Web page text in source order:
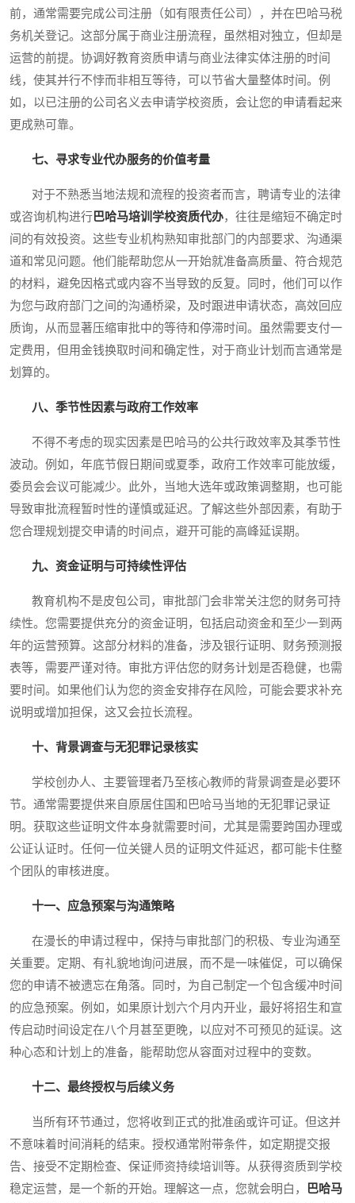
前，通常需要完成公司注册（如有限责任公司），并在巴哈马税
务机关登记。这部分属于商业注册流程，虽然相对独立，但却是
运营的前提。协调好教育资质申请与商业法律实体注册的时间
线，使其并行不悖而非相互等待，可以节省大量整体时间。例
如，以已注册的公司名义去申请学校资质，会让您的申请看起来
更成熟可靠。
七、寻求专业代办服务的价值考量
对于不熟悉当地法规和流程的投资者而言，聘请专业的法律
或咨询机构进行巴哈马培训学校资质代办，往往是缩短不确定时
间的有效投资。这些专业机构熟知审批部门的内部要求、沟通渠
道和常见问题。他们能帮助您从一开始就准备高质量、符合规范
的材料，避免因格式或内容不当导致的反复。同时，他们可以作
为您与政府部门之间的沟通桥梁，及时跟进申请状态，高效回应
质询，从而显著压缩审批中的等待和停滞时间。虽然需要支付一
定费用，但用金钱换取时间和确定性，对于商业计划而言通常是
划算的。
八、季节性因素与政府工作效率
不得不考虑的现实因素是巴哈马的公共行政效率及其季节性
波动。例如，年底节假日期间或夏季，政府工作效率可能放缓，
委员会会议可能减少。此外，当地大选年或政策调整期，也可能
导致审批流程暂时性的谨慎或延迟。了解这些外部因素，有助于
您合理规划提交申请的时间点，避开可能的高峰延误期。
九、资金证明与可持续性评估
教育机构不是皮包公司，审批部门会非常关注您的财务可持
续性。您需要提供充分的资金证明，包括启动资金和至少一到两
年的运营预算。这部分材料的准备，涉及银行证明、财务预测报
表等，需要严谨对待。审批方评估您的财务计划是否稳健，也需
要时间。如果他们认为您的资金安排存在风险，可能会要求补充
说明或增加担保，这又会拉长流程。
十、背景调查与无犯罪记录核实
学校创办人、主要管理者乃至核心教师的背景调查是必要环
节。通常需要提供来自原居住国和巴哈马当地的无犯罪记录证
明。获取这些证明文件本身就需要时间，尤其是需要跨国办理或
公证认证时。任何一位关键人员的证明文件延迟，都可能卡住整
个团队的审核进度。
十一、应急预案与沟通策略
在漫长的申请过程中，保持与审批部门的积极、专业沟通至
关重要。定期、有礼貌地询问进展，而不是一味催促，可以确保
您的申请不被遗忘在角落。同时，为自己制定一个包含缓冲时间
的应急预案。例如，如果原计划六个月内开业，最好将招生和宣
传启动时间设定在八个月甚至更晚，以应对不可预见的延误。这
种心态和计划上的准备，能帮助您从容面对过程中的变数。
十二、最终授权与后续义务
当所有环节通过，您将收到正式的批准函或许可证。但这并
不意味着时间消耗的结束。授权通常附带条件，如定期提交报
告、接受不定期检查、保证师资持续培训等。从获得资质到学校
稳定运营，是一个新的开始。理解这一点，您就会明白，
巴哈马